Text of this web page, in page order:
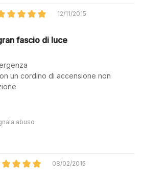
12/11/2015
fascio di luce
un cordino di accensione non
abuso
08/02/2015